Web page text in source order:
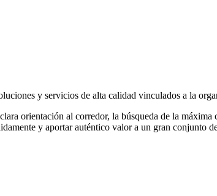
y servicios de alta calidad vinculados a la
orientación al corredor, la búsqueda de la
y aportar auténtico valor a un gran conjunto